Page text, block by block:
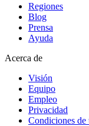
Regiones
Blog
Prensa
Ayuda
Acerca de
Visión
Equipo
Empleo
Privacidad
Condiciones de